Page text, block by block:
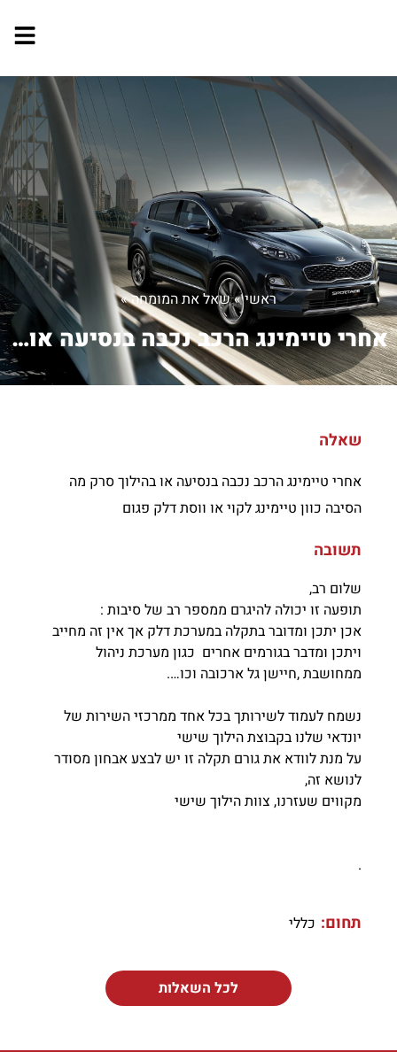
ראשי»שאל את המומחה»
אחרי טיימינג הרכב נכבה בנסיעה או בהיל...
שאלה
אחרי טיימינג הרכב נכבה בנסיעה או בהילוך סרק מה
הסיבה כוון טיימינג לקוי או ווסת דלק פגום
תשובה
שלום רב,
תופעה זו יכולה להיגרם ממספר רב של סיבות :
אכן יתכן ומדובר בתקלה במערכת דלק אך אין זה מחייב
ויתכן ומדבר בגורמים אחרים כגון מערכת ניהול
ממחושבת ,חיישן גל ארכובה וכו….
נשמח לעמוד לשירותך בכל אחד ממרכזי השירות של
יונדאי שלנו בקבוצת הילוך שישי
על מנת לוודא את גורם תקלה זו יש לבצע אבחון מסודר
לנושא זה,
מקווים שעזרנו, צוות הילוך שישי
.
תחום: כללי
לכל השאלות